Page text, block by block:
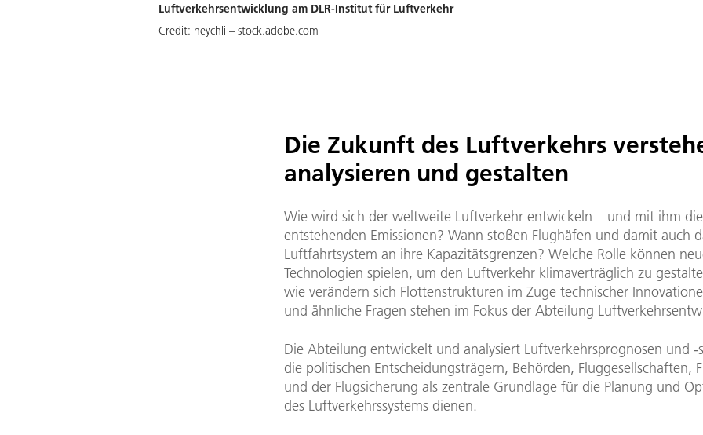
Luftverkehrsentwicklung am DLR-Institut für Luftverkehr
Credit: heychli – stock.adobe.com
Die Zukunft des Luftverkehrs
analysieren und gestalten
Wie wird sich der weltweite Luftverkehr entwickeln – und mit ihm die
entstehenden Emissionen? Wann stoßen Flughäfen und damit auch
Luftfahrtsystem an ihre Kapazitätsgrenzen? Welche Rolle können
Technologien spielen, um den Luftverkehr klimaverträglich zu
wie verändern sich Flottenstrukturen im Zuge technischer
und ähnliche Fragen stehen im Fokus der Abteilung
Die Abteilung entwickelt und analysiert Luftverkehrsprognosen und -
die politischen Entscheidungsträgern, Behörden, Fluggesellschaften,
und der Flugsicherung als zentrale Grundlage für die Planung und
des Luftverkehrssystems dienen.